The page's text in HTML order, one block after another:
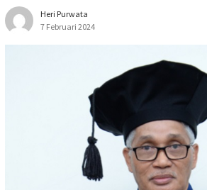
Heri Purwata
7 Februari 2024